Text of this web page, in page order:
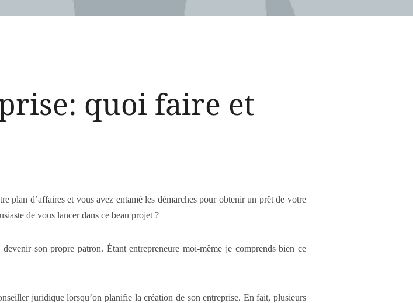
quoi faire et
plan d’affaires et vous avez entamé les démarches pour obtenir un prêt de votre
de vous lancer dans ce beau projet ?
son propre patron. Étant entrepreneure moi-même je comprends bien ce
juridique lorsqu’on planifie la création de son entreprise. En fait, plusieurs